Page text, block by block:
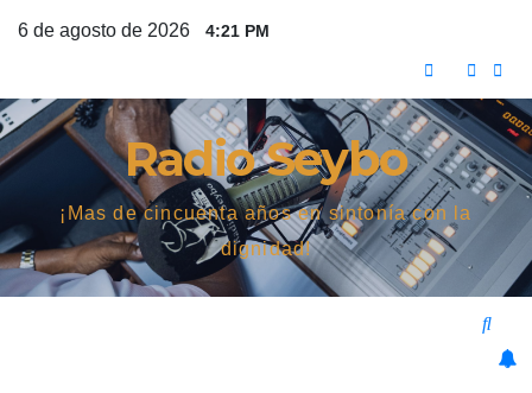
6 de agosto de 2026 4:21 PM
Radio Seybo
¡Mas de cincuenta años en sintonía con la
dignidad!